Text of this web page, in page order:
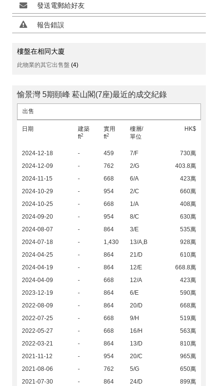
發送電郵給好友
報告錯誤
樓盤在相同大廈
此物業的其它出售盤 (4)
愉景灣 5期頤峰 菘山閣(7座)最近的成交紀錄
出售
日期
建築
ft2
實用
ft2
樓層/
單位
HK$
2024-12-18 - 459 7/F
730萬
2024-12-09
- 762 2/G
403.8萬
2024-11-15
- 668 6/A
423萬
2024-10-29
- 954 2/C
660萬
2024-10-25
- 668 1/A
408萬
2024-09-20
- 954 8/C
630萬
2024-08-07
- 864 3/E
535萬
2024-07-18
- 1,430 13/A,B
928萬
2024-04-25
- 864 21/D
610萬
2024-04-19
- 864 12/E
668.8萬
2024-04-09
- 668 12/A
423萬
2023-12-19
- 864 6/E
590萬
2022-08-09
- 864 20/D
668萬
2022-07-25
- 668 9/H
519萬
2022-05-27
- 668 16/H
563萬
2022-03-21
- 864 13/D
810萬
2021-11-12
- 954 20/C
965萬
2021-08-06
- 762 5/G
650萬
2021-07-30
- 864 24/D
899萬